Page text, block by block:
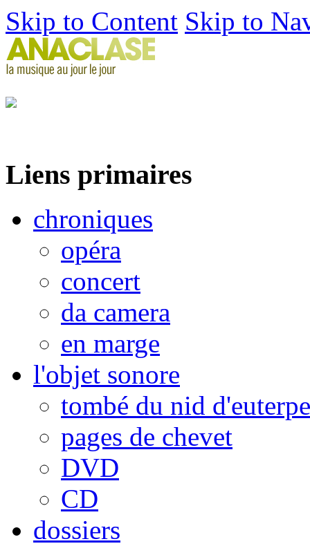
Skip to Content Skip to
Liens primaires
chroniques
opéra
concert
da camera
en marge
l'objet sonore
tombé du nid d'euterpe
pages de chevet
DVD
CD
dossiers